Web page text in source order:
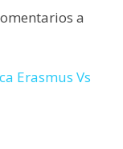
a
Erasmus Vs